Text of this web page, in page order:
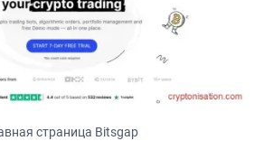
страница Bitsgap